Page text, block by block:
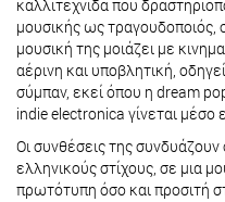
καλλιτέχνιδα που
μουσικής ως τραγουδοποιός,
μουσική της μοιάζει με
αέρινη και υποβλητική,
σύμπαν, εκεί όπου η dream
indie electronica γίνεται
Οι συνθέσεις της
ελληνικούς στίχους, σε μια
πρωτότυπη όσο και προσιτή